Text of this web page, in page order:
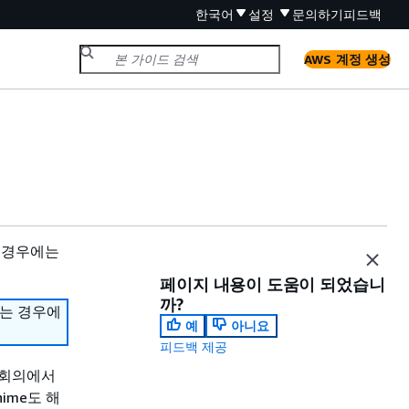
한국어 설정 문의하기피드백
AWS 계정 생성
우에는
경우에
의에서
도 해
페이지 내용이 도움이 되었습니
까?
예
아니요
피드백 제공